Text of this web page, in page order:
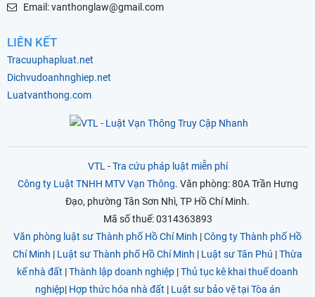
Email: vanthonglaw@gmail.com
LIÊN KẾT
Tracuuphapluat.net
Dichvudoanhnghiep.net
Luatvanthong.com
VTL -Tra cứu pháp luật miễn phí
Công ty Luật TNHH MTV Vạn Thông. Văn phòng: 80A Trần Hưng
Đạo, phường Tân Sơn Nhì, TP Hồ Chí Minh.
Mã số thuế: 0314363893
Văn phòng luật sư Thành phố Hồ Chí Minh |Công ty Thành phố Hồ
Chí Minh | Luật sư Thành phố Hồ Chí Minh | Luật sư Tân Phú |Thừa
kế nhà đất |Thành lập doanh nghiệp |Thủ tục kê khai thuế doanh
nghiệp| Hợp thức hóa nhà đất | Luật sư bảo vệ tại Tòa án